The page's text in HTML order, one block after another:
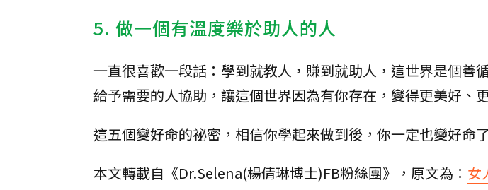
5. 做一個有溫度樂於助人的人
一直很喜歡一段話：學到就教人，賺到就助人，這世界是個善
給予需要的人協助，讓這個世界因為有你存在，變得更美好、
這五個變好命的祕密，相信你學起來做到後，你一定也變好命
本文轉載自《Dr.Selena(楊倩琳博士)FB粉絲團》，原文為： 女